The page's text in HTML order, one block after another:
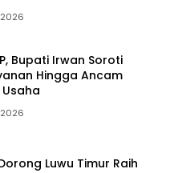
Bupati Irwan Soroti
Hingga Ancam
Usaha
Luwu Timur Raih